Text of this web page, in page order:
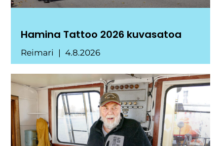
Hamina Tattoo 2026 kuvasatoa
Reimari 4.8.2026